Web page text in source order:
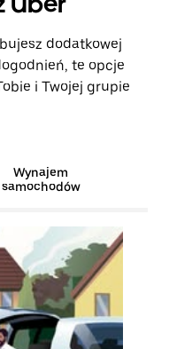
dodatkowej
te opcje
i Twojej grupie
Wynajem
samochodów